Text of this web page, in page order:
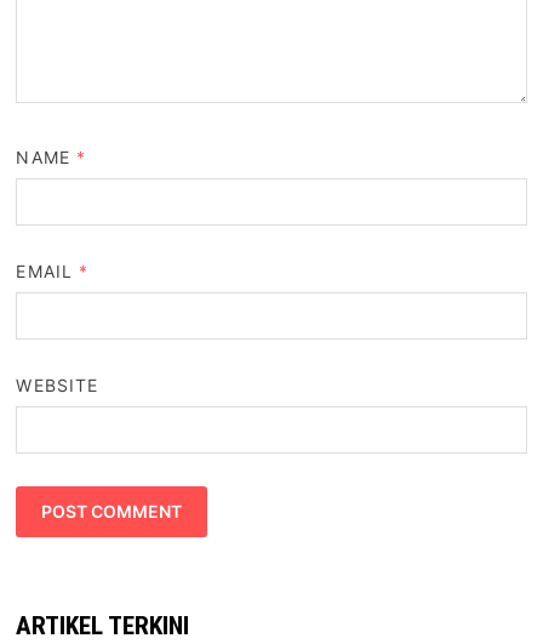
NAME *
EMAIL *
WEBSITE
ARTIKEL TERKINI